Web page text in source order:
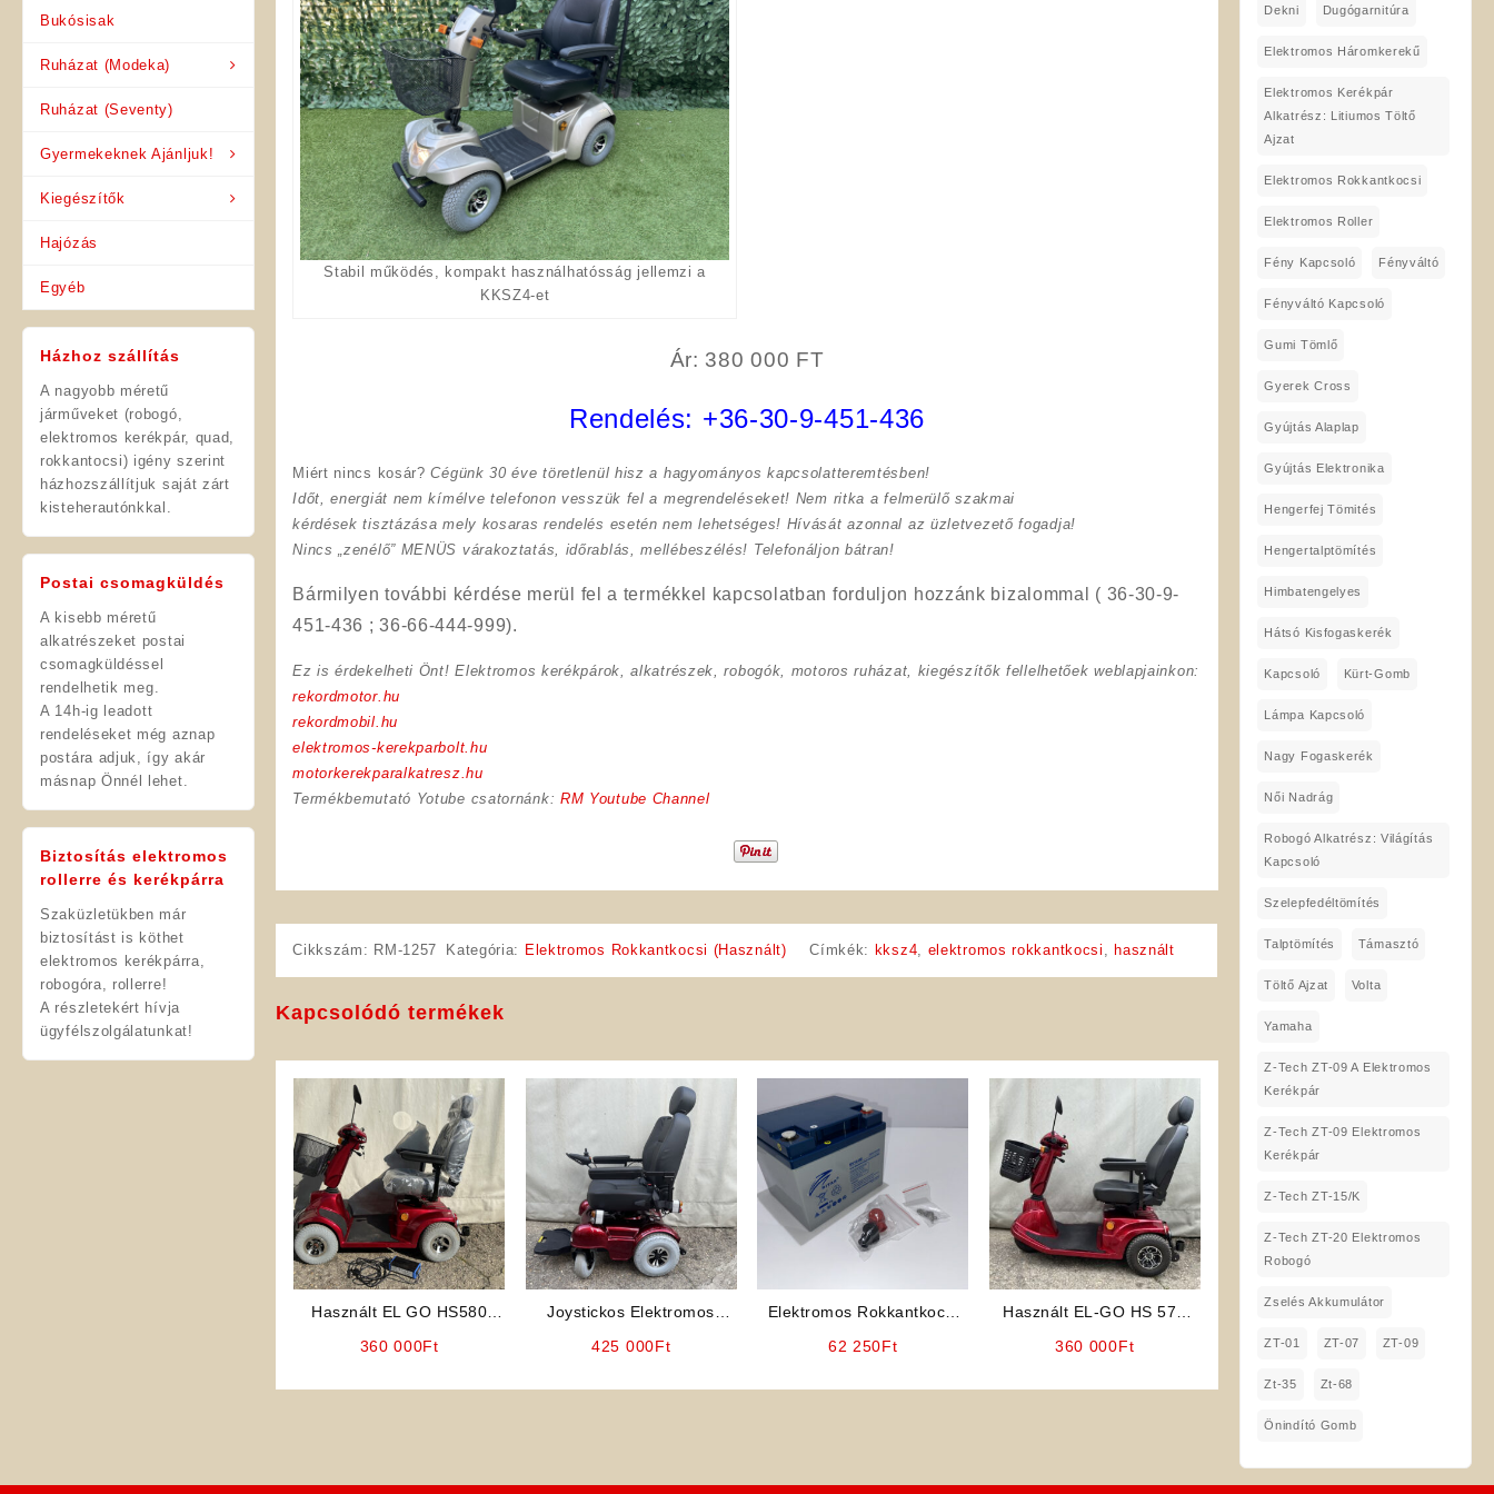
Bukósisak
Ruházat (Modeka)
Ruházat (Seventy)
Gyermekeknek Ajánljuk!
Kiegészítők
Hajózás
Egyéb
Házhoz szállítás
A nagyobb méretű
járműveket (robogó,
elektromos kerékpár, quad,
rokkantocsi) igény szerint
házhozszállítjuk saját zárt
kisteherautónkkal.
Postai csomagküldés
A kisebb méretű
alkatrészeket postai
csomagküldéssel
rendelhetik meg.
A 14h-ig leadott
rendeléseket még aznap
postára adjuk, így akár
másnap Önnél lehet.
Biztosítás elektromos
rollerre és kerékpárra
Szaküzletükben már
biztosítást is köthet
elektromos kerékpárra,
robogóra, rollerre!
A részletekért hívja
ügyfélszolgálatunkat!
Stabil működés, kompakt használhatósság jellemzi a
KKSZ4-et
Ár: 380 000 FT
Rendelés: +36-30-9-451-436
Miért nincs kosár? Cégünk 30 éve töretlenül hisz a hagyományos kapcsolatteremtésben!
Időt, energiát nem kímélvetelefonon vesszük fel a megrendeléseket! Nem ritka a felmerülő szakmai
kérdések tisztázása mely kosaras rendelés esetén nem lehetséges! Hívását azonnal az üzletvezető fogadja!
Nincs „zenélő” MENÜS várakoztatás, időrablás, mellébeszélés! Telefonáljon bátran!
Bármilyen további kérdése merül fel a termékkel kapcsolatban forduljon hozzánk bizalommal ( 36-30-9-
451-436 ; 36-66-444-999).
Ez is érdekelheti Önt! Elektromos kerékpárok, alkatrészek, robogók, motoros ruházat, kiegészítők fellelhetőek weblapjainkon:
rekordmotor.hu
rekordmobil.hu
elektromos-kerekparbolt.hu
motorkerekparalkatresz.hu
Termékbemutató Yotube csatornánk: RM Youtube Channel
Cikkszám: RM-1257 Kategória: Elektromos Rokkantkocsi (Használt) Címkék: kksz4, elektromos rokkantkocsi , használt
Kapcsolódó termékek
Használt EL GO HS580
360 000Ft
Joystickos Elektromos
425 000Ft
Elektromos Rokkantkocsi
62 250Ft
Használt EL-GO HS 570
360 000Ft
Dekni Dugógarnitúra
Elektromos Háromkerekű
Elektromos Kerékpár
Alkatrész: Litiumos Töltő
Ajzat
Elektromos Rokkantkocsi
Elektromos Roller
Fény Kapcsoló Fényváltó
Fényváltó Kapcsoló
Gumi Tömlő
Gyerek Cross
Gyújtás Alaplap
Gyújtás Elektronika
Hengerfej Tömités
Hengertalptömítés
Himbatengelyes
Hátsó Kisfogaskerék
Kapcsoló Kürt-Gomb
Lámpa Kapcsoló
Nagy Fogaskerék
Női Nadrág
Robogó Alkatrész: Világítás
Kapcsoló
Szelepfedéltömítés
Talptömítés Támasztó
Töltő Ajzat Volta
Yamaha
Z-Tech ZT-09 A Elektromos
Kerékpár
Z-Tech ZT-09 Elektromos
Kerékpár
Z-Tech ZT-15/K
Z-Tech ZT-20 Elektromos
Robogó
Zselés Akkumulátor
ZT-01 ZT-07 ZT-09
Zt-35 Zt-68
Önindító Gomb